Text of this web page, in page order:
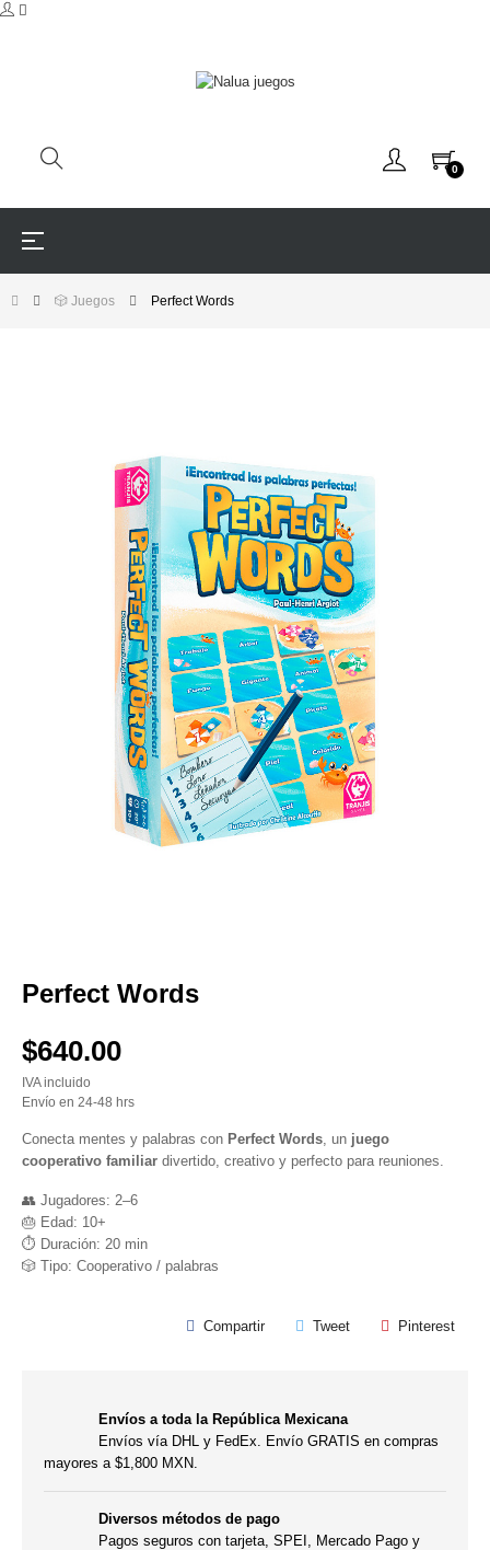
0
Navegación
☰
🎲 Juegos Perfect Words
Perfect Words
$640.00
IVA incluido
Envío en 24-48 hrs
Conecta mentes y palabras con Perfect Words, un juego
cooperativo familiar divertido, creativo y perfecto para reuniones.
👥 Jugadores: 2–6
🎂 Edad: 10+
⏱ Duración: 20 min
🎲 Tipo: Cooperativo / palabras
Compartir Tweet Pinterest
Envíos a toda la República Mexicana
Envíos vía DHL y FedEx. Envío GRATIS en compras
mayores a $1,800 MXN.
Diversos métodos de pago
Pagos seguros con tarjeta, SPEI, Mercado Pago y